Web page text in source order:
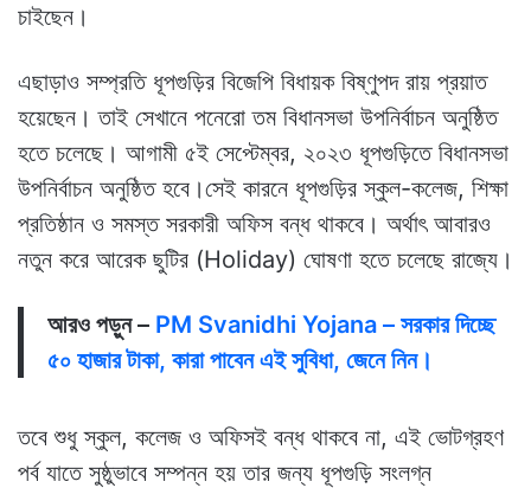
চাইছেন।
এছাড়াও সম্প্রতি ধূপগুড়ির বিজেপি বিধায়ক বিষ্ণুপদ রায় প্রয়াত
হয়েছেন। তাই সেখানে পনেরো তম বিধানসভা উপনির্বাচন অনুষ্ঠিত
হতে চলেছে। আগামী ৫ই সেপ্টেম্বর, ২০২৩ ধূপগুড়িতে বিধানসভা
উপনির্বাচন অনুষ্ঠিত হবে।সেই কারনে ধূপগুড়ির স্কুল-কলেজ, শিক্ষা
প্রতিষ্ঠান ও সমস্ত সরকারী অফিস বন্ধ থাকবে। অর্থাৎ আবারও
নতুন করে আরেক ছুটির (Holiday) ঘোষণা হতে চলেছে রাজ্যে।
আরও পড়ুন – PM Svanidhi Yojana – সরকার দিচ্ছে
৫০ হাজার টাকা, কারা পাবেন এই সুবিধা, জেনে নিন।
তবে শুধু স্কুল, কলেজ ও অফিসই বন্ধ থাকবে না, এই ভোটগ্রহণ
পর্ব যাতে সুষ্ঠুভাবে সম্পন্ন হয় তার জন্য ধূপগুড়ি সংলগ্ন